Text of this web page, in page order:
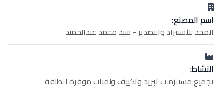
اسم المصنع:
المجد للأستيراد والتصدير - سيد محمد عبدالحميد
النشاط:
تجميع مستلزمات تبريد وتكييف ولمبات موفرة للطاقة